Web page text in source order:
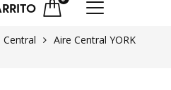
Central
Aire Central YORK